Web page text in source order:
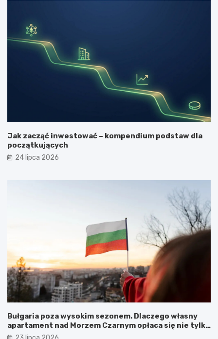
Jak zacząć inwestować – kompendium podstaw dla
początkujących
24 lipca 2026
Bułgaria poza wysokim sezonem. Dlaczego własny
apartament nad Morzem Czarnym opłaca się nie tylko
latem?